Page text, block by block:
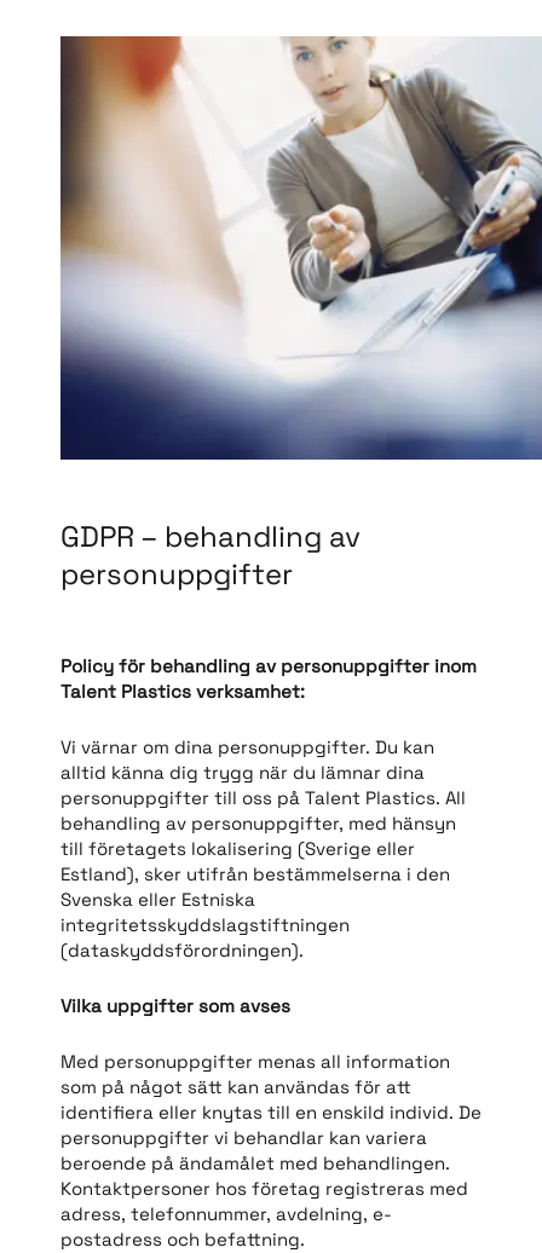
GDPR – behandling av
personuppgifter
Policy för behandling av personuppgifter inom
Talent Plastics verksamhet:
Vi värnar om dina personuppgifter. Du kan
alltid känna dig trygg när du lämnar dina
personuppgifter till oss på Talent Plastics. All
behandling av personuppgifter, med hänsyn
till företagets lokalisering (Sverige eller
Estland), sker utifrån bestämmelserna i den
Svenska eller Estniska
integritetsskyddslagstiftningen
(dataskyddsförordningen).
Vilka uppgifter som avses
Med personuppgifter menas all information
som på något sätt kan användas för att
identifiera eller knytas till en enskild individ. De
personuppgifter vi behandlar kan variera
beroende på ändamålet med behandlingen.
Kontaktpersoner hos företag registreras med
adress, telefonnummer, avdelning, e-
postadress och befattning.